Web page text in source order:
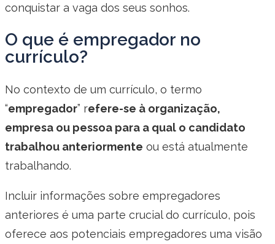
conquistar a vaga dos seus sonhos.
O que é empregador no
currículo?
No contexto de um currículo, o termo
“empregador” refere-se à organização,
empresa ou pessoa para a qual o candidato
trabalhou anteriormente ou está atualmente
trabalhando.
Incluir informações sobre empregadores
anteriores é uma parte crucial do currículo, pois
oferece aos potenciais empregadores uma visão